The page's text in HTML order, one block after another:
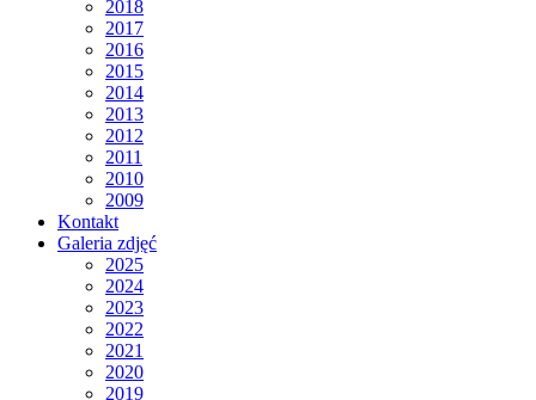
2018
2017
2016
2015
2014
2013
2012
2011
2010
2009
Kontakt
Galeria zdjęć
2025
2024
2023
2022
2021
2020
2019